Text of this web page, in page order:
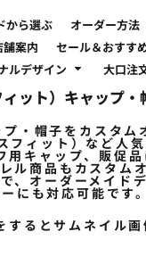
から選ぶ オーダー方法
案内 セール＆おすす
ルデザイン 大口注
ト）キャップ・
・帽子を カスタム
ット）など人気
キャップ、販促品
ル商品もカスタム
、オーダーメイド
にも対応可能です。
るとサムネイル